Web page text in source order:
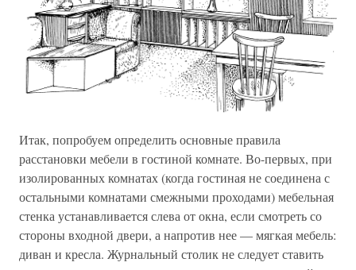
Итак, попробуем определить основные правила
расстановки мебели в гостиной комнате. Во-первых, при
изолированных комнатах (когда гостиная не соединена с
остальными комнатами смежными проходами) мебельная
стенка устанавливается слева от окна, если смотреть со
стороны входной двери, а напротив нее — мягкая мебель:
диван и кресла. Журнальный столик не следует ставить